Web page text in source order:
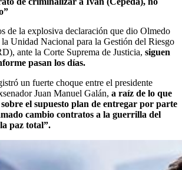
de la explosiva declaración que dio Olmedo
Unidad Nacional para la Gestión del Riesgo
ante la Corte Suprema de Justicia, siguen
pasan los días.
un fuerte choque entre el presidente
Juan Manuel Galán, a raíz de lo que
el supuesto plan de entregar por parte
cambio contratos a la guerrilla del
paz total”.